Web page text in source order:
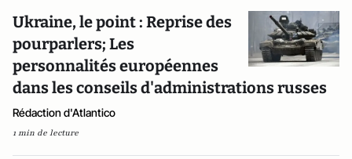
Ukraine, le point : Reprise des
pourparlers; Les
personnalités européennes
dans les conseils d'administrations russes
Rédaction d'Atlantico
1 min de lecture